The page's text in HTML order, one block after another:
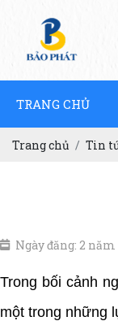
TRANG CHỦ
Trang chủ Tin
Ngày đăng: 2
Trong bối cảnh
một trong những